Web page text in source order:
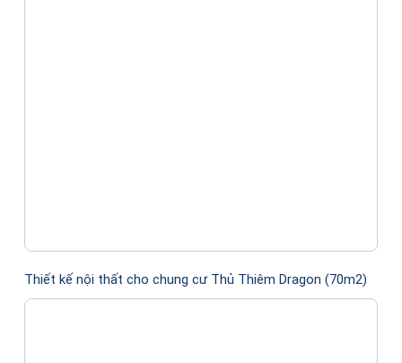
Thiết kế nội thất cho chung cư Thủ Thiêm Dragon (70m2)